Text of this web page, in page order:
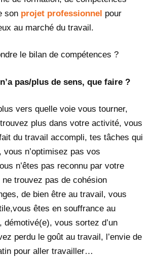
son projet professionnel pour
au marché du travail.
le bilan de compétences ?
pas/plus de sens, que faire ?
vers quelle voie vous tourner,
plus dans votre activité, vous
du travail accompli, tes tâches qui
vous n’optimisez pas vos
n’êtes pas reconnu par votre
trouvez pas de cohésion
de bien être au travail, vous
êtes en souffrance au
démotivé(e), vous sortez d’un
perdu le goût au travail, l’envie de
pour aller travailler…